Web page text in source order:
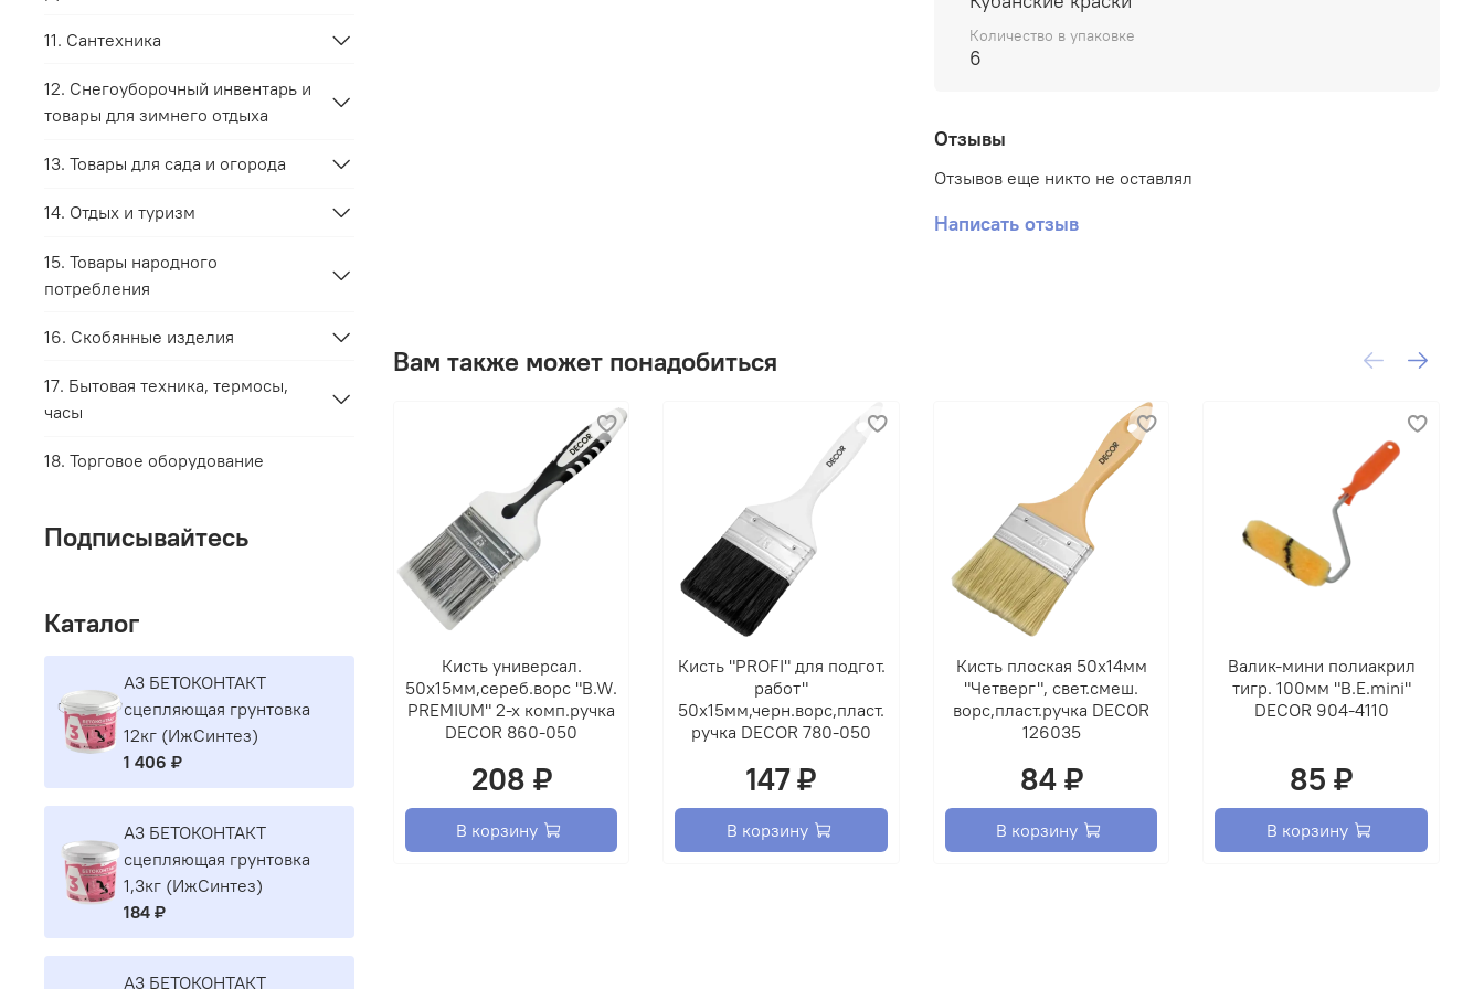
гладкое покрытие, устойчи- вое к действию воды и
раствора моющего средства.
Количество в упаковке
6
Отзывы
Отзывов еще никто не оставлял
Написать отзыв
Вам также может понадобиться
Кисть универсал.
50х15мм,сереб.ворс "B.W.
PREMIUM" 2-х комп.ручка
DECOR 860-050
208 ₽
В корзину
Кисть "PROFI" для подгот.
работ"
50х15мм,черн.ворс,пласт.
ручка DECOR 780-050
147 ₽
В корзину
Кисть плоская 50х14мм
"Четверг", свет.смеш.
ворс,пласт.ручка DECOR
126035
84 ₽
В корзину
Валик-мини полиакрил
тигр. 100мм "B.E.mini"
DECOR 904-4110
85 ₽
В корзину
11. Сантехника
12. Снегоуборочный инвентарь и
товары для зимнего отдыха
13. Товары для сада и огорода
14. Отдых и туризм
15. Товары народного
потребления
16. Скобянные изделия
17. Бытовая техника, термосы,
часы
18. Торговое оборудование
Подписывайтесь
Каталог
A3 БЕТОКОНТАКТ
сцепляющая грунтовка
12кг (ИжСинтез)
1 406 ₽
A3 БЕТОКОНТАКТ
сцепляющая грунтовка
1,3кг (ИжСинтез)
184 ₽
A3 БЕТОКОНТАКТ